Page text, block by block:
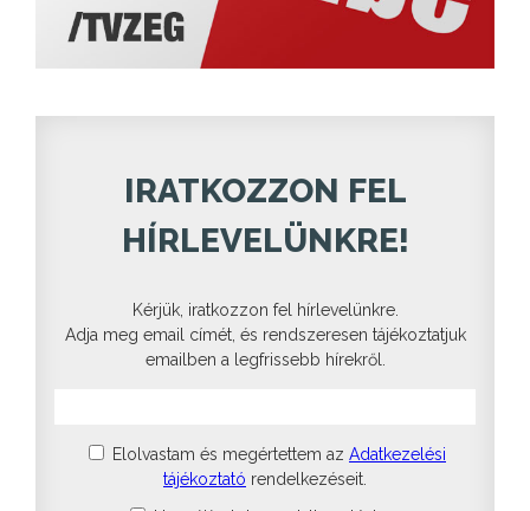
IRATKOZZON FEL
HÍRLEVELÜNKRE!
Kérjük, iratkozzon fel hírlevelünkre.
Adja meg email címét, és rendszeresen tájékoztatjuk
emailben a legfrissebb hírekről.
Elolvastam és megértettem az Adatkezelési
tájékoztató rendelkezéseit.